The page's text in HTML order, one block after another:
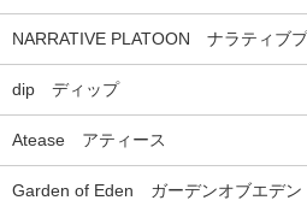
NARRATIVE PLATOON ナラティブ
dip ディップ
Atease アティース
Garden of Eden ガーデンオブエデン